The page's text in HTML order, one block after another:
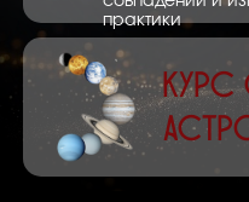
практики